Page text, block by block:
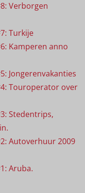
Verborgen
Turkije
Kamperen anno
Jongerenvakanties
Touroperator over
Stedentrips,
Autoverhuur 2009
Aruba.